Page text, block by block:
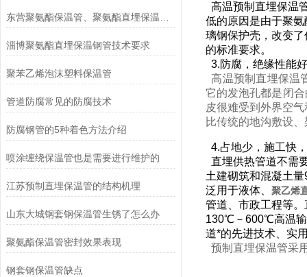
淄博聚氨酯直埋保温钢管技术要求
聚苯乙烯泡沫塑料保温管
管道防腐常见的防腐技术
防腐钢管的5种着色方法介绍
喷涂缠绕保温管也是需要进行维护的
江苏预制直埋保温管的结构机理
山东大城钢套钢保温管生锈了怎么办
聚氨酯保温管密封效果表现
钢套钢保温管缺点
高温预制直埋保温
低的原因是由于聚
璃钢保护壳，改变
的标准要求。
3.防腐，绝缘性能
高温预制直埋保温
它的发泡孔都是闭
皮很难受到外界空
比传统的地沟敷设
4.占地少，施工快
直埋供热管道不需
土建砌筑和混凝土
泛用于液体、 聚乙烯
管道、市政工程等
130℃－600℃高温输
道*的先进技术、实
预制直埋保温管采